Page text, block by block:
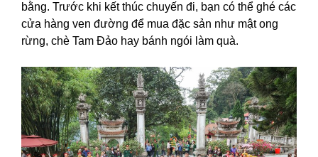
bằng. Trước khi kết thúc chuyến đi, bạn có thể ghé các
cửa hàng ven đường để mua đặc sản như mật ong
rừng, chè Tam Đảo hay bánh ngói làm quà.